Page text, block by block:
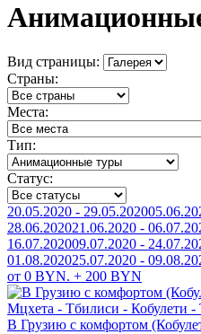
Вид страницы:
Страны:
Места:
Тип:
Статус:
20.05.2020 - 29.05.2020
28.06.202021.06.2020 -
16.07.202009.07.2020 -
01.08.202025.07.2020 -
от 0 BYN. + 200 BYN
В Грузию с комфортом